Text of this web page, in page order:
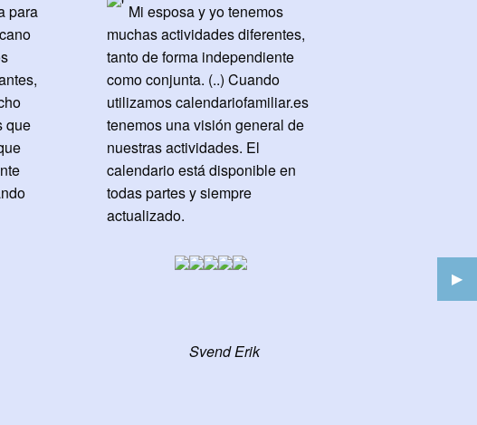
▶︎
para
que
Mi esposa y yo tenemos
muchas actividades diferentes,
tanto de forma independiente
como conjunta. (..) Cuando
utilizamos calendariofamiliar.es
tenemos una visión general de
nuestras actividades. El
calendario está disponible en
todas partes y siempre
actualizado.
Svend Erik